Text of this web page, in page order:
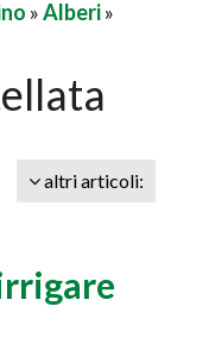
»Alberi»
altri articoli: